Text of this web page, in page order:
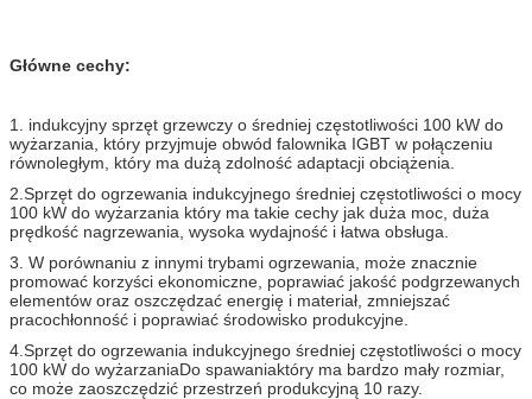
Główne cechy:
1. indukcyjny sprzęt grzewczy o średniej częstotliwości 100 kW do
wyżarzania, który przyjmuje obwód falownika IGBT w połączeniu
równoległym, który ma dużą zdolność adaptacji obciążenia.
2. Sprzęt do ogrzewania indukcyjnego średniej częstotliwości o mocy
100 kW do wyżarzania który ma takie cechy jak duża moc, duża
prędkość nagrzewania, wysoka wydajność i łatwa obsługa.
3. W porównaniu z innymi trybami ogrzewania, może znacznie
promować korzyści ekonomiczne, poprawiać jakość podgrzewanych
elementów oraz oszczędzać energię i materiał, zmniejszać
pracochłonność i poprawiać środowisko produkcyjne.
4. Sprzęt do ogrzewania indukcyjnego średniej częstotliwości o mocy
100 kW do wyżarzaniaDo spawaniaktóry ma bardzo mały rozmiar,
co może zaoszczędzić przestrzeń produkcyjną 10 razy.